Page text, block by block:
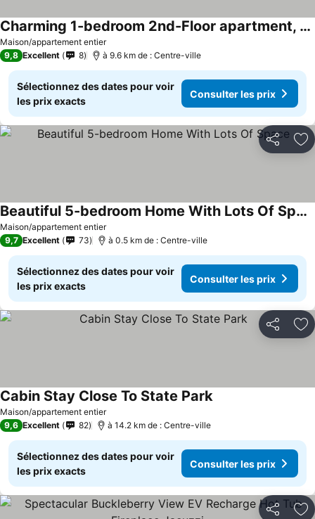
Maison/appartement entier
Charming 1-bedroom 2nd-Floor apartment, Sleeps 6, in Pleasant Spring Mills.
Consulter les prix
9,8 Excellent 8 à 9.6 km de : Centre-ville
Sélectionnez des dates pour voir
les prix exacts
Consulter les prix
Partager
Maison/appartement entier
Beautiful 5-bedroom Home With Lots Of Space
Consulter les prix
9,7 Excellent 73 à 0.5 km de : Centre-ville
Sélectionnez des dates pour voir
les prix exacts
Consulter les prix
Partager
Maison/appartement entier
Cabin Stay Close To State ParkConsulter les prix
9,6 Excellent 82 à 14.2 km de : Centre-ville
Sélectionnez des dates pour voir
les prix exacts
Consulter les prix
Partager